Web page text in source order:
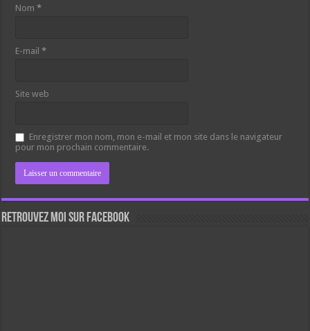
Nom*
E-mail*
Site web
Enregistrer mon nom, mon e-mail et mon site dans le navigateur
pour mon prochain commentaire.
Retrouvez moi sur Facebook